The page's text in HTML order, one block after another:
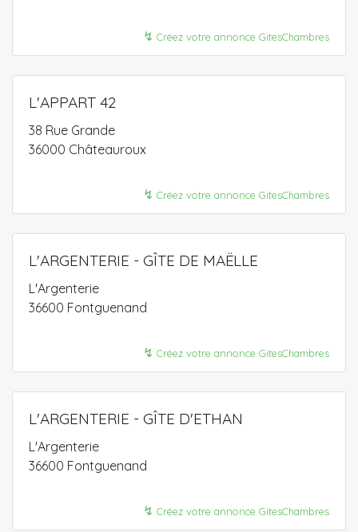
↯ Créez votre annonce GitesChambres
L'APPART 42
38 Rue Grande
36000 Châteauroux
↯ Créez votre annonce GitesChambres
L'ARGENTERIE - GÎTE DE MAËLLE
L'Argenterie
36600 Fontguenand
↯ Créez votre annonce GitesChambres
L'ARGENTERIE - GÎTE D'ETHAN
L'Argenterie
36600 Fontguenand
↯ Créez votre annonce GitesChambres